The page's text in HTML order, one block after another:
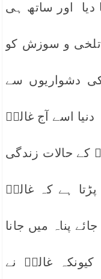
اور ساتھ ہی
تلخی و سوزش کو
دشواریوں سے
دنیا اسے آج غالبؔ
کے حالات زندگی
پڑتا ہے کہ غالبؔ
پناہ میں جانا
کیونکہ غالبؔ نے